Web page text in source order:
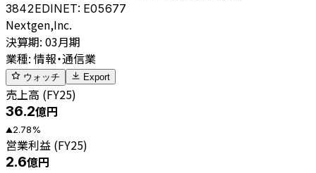
3842EDINET: E05677
Nextgen,Inc.
決算期: 03月期
業種: 情報・通信業
ウォッチ Export
売上高 (FY25)
36.2億円
▲2.78%
営業利益 (FY25)
2.6億円